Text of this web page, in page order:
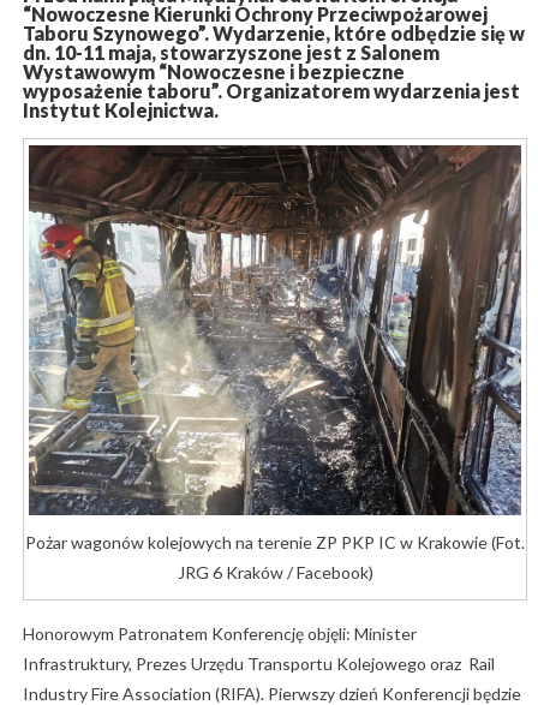
“Nowoczesne Kierunki Ochrony Przeciwpożarowej
Taboru Szynowego”. Wydarzenie, które odbędzie się w
dn. 10-11 maja, stowarzyszone jest z Salonem
Wystawowym “Nowoczesne i bezpieczne
wyposażenie taboru”. Organizatorem wydarzenia jest
Instytut Kolejnictwa.
Pożar wagonów kolejowych na terenie ZP PKP IC w Krakowie (Fot.
JRG 6 Kraków / Facebook)
Honorowym Patronatem Konferencję objęli: Minister
Infrastruktury, Prezes Urzędu Transportu Kolejowego oraz Rail
Industry Fire Association (RIFA). Pierwszy dzień Konferencji będzie